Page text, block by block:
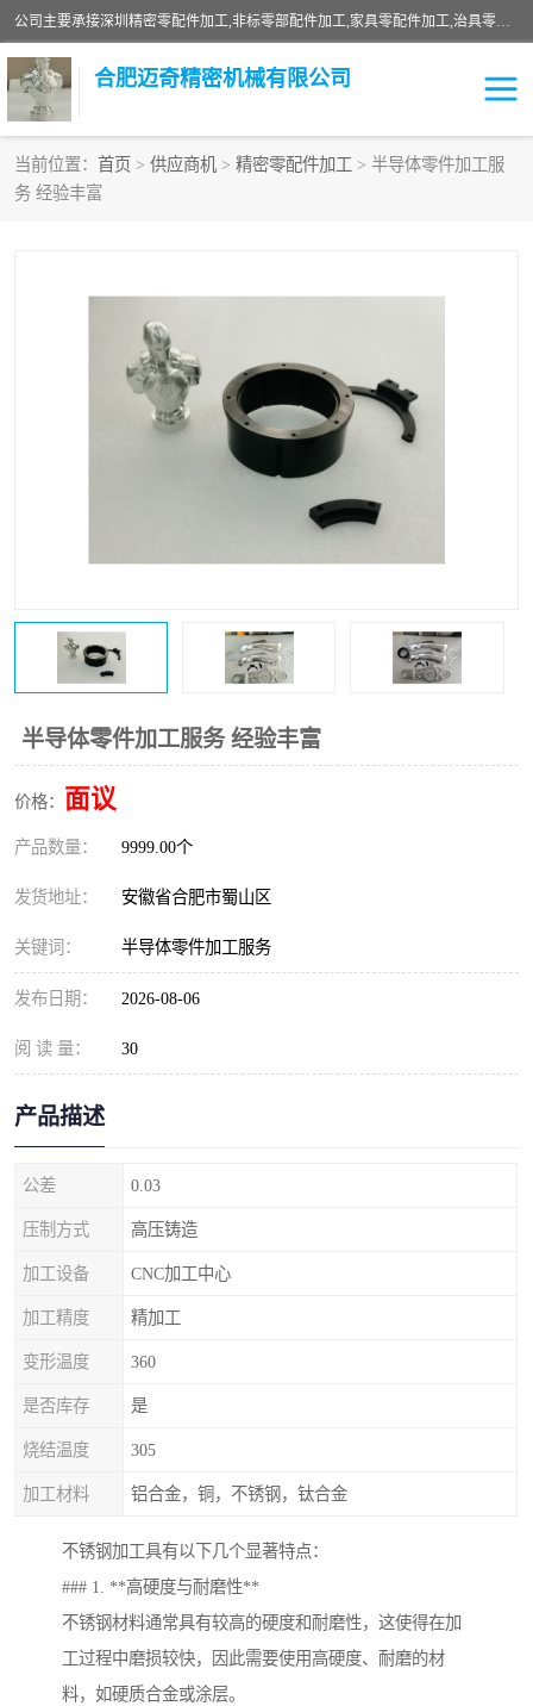
公司主要承接深圳精密零配件加工,非标零部配件加工,家具零配件加工,治具零配件加工,安徽精密零配件加工等各种各种精密机械加工，欢迎来来电咨询！
合肥迈奇精密机械有限公司
当前位置： 首页 > 供应商机 > 精密零配件加工 > 半导体零件加工服
务 经验丰富
半导体零件加工服务 经验丰富
价格： 面议
产品数量： 9999.00个
发货地址： 安徽省合肥市蜀山区
关键词： 半导体零件加工服务
发布日期： 2026-08-06
阅 读 量： 30
产品描述
公差 0.03
压制方式 高压铸造
加工设备 CNC加工中心
加工精度 精加工
变形温度 360
是否库存 是
烧结温度 305
加工材料 铝合金，铜，不锈钢，钛合金
不锈钢加工具有以下几个显著特点：
### 1. **高硬度与耐磨性**
不锈钢材料通常具有较高的硬度和耐磨性，这使得在加
工过程中磨损较快，因此需要使用高硬度、耐磨的材
料，如硬质合金或涂层。
铣床加工
家具零配件加工
零部件机加工 机床零件加工
数控机床加工